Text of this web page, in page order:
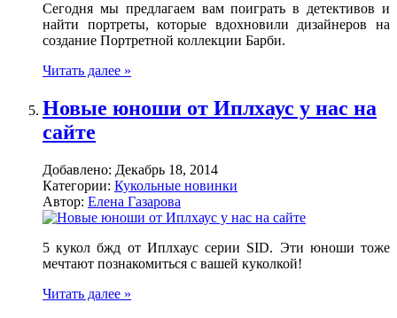
Сегодня мы предлагаем вам поиграть в детективов и
найти портреты, которые вдохновили дизайнеров на
создание Портретной коллекции Барби.
Читать далее »
Новые юноши от Иплхаус у нас на
сайте
Добавлено: Декабрь 18, 2014
Категории: Кукольные новинки
Автор: Елена Газарова
5 кукол бжд от Иплхаус серии SID. Эти юноши тоже
мечтают познакомиться с вашей куколкой!
Читать далее »